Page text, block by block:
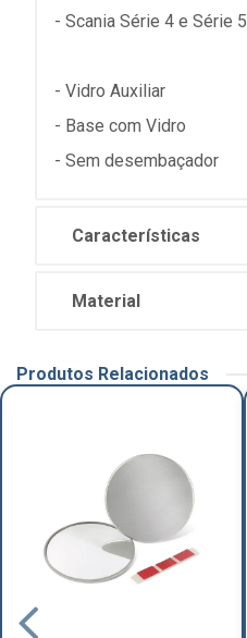
- Scania Série 4 e Série 5
- Vidro Auxiliar
- Base com Vidro
- Sem desembaçador
Características
Material
Produtos Relacionados